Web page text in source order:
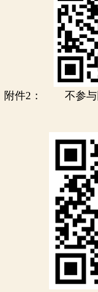
附件2： 不参与